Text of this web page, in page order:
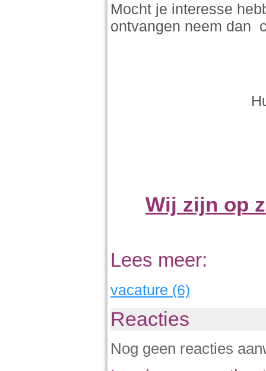
Mocht je interesse
ontvangen neem dan
Wij zijn op
Lees meer:
vacature (6)
Reacties
Nog geen reacties